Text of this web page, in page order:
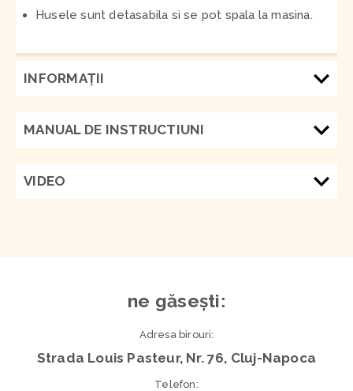
Husele sunt detasabila si se pot spala la masina.
INFORMAŢII
MANUAL DE INSTRUCTIUNI
VIDEO
ne găsești:
Adresa birouri:
Strada Louis Pasteur, Nr. 76, Cluj-Napoca
Telefon: